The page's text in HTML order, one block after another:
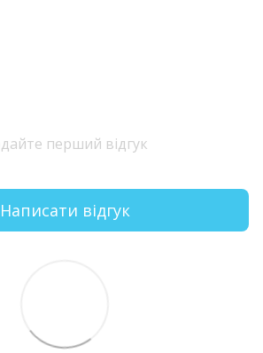
перший відгук
Написати відгук